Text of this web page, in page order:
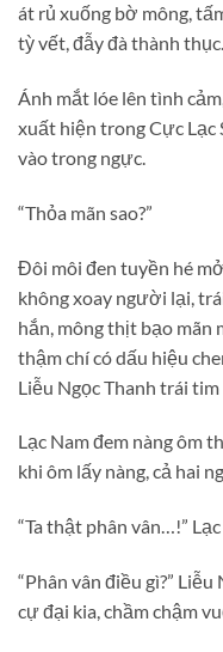
át rủ xuống bờ mông,
tỳ vết, đẫy đà thành
Ánh mắt lóe lên tình
xuất hiện trong Cực Lạc
vào trong ngực.
“Thỏa mãn sao?”
Đôi môi đen tuyền hé
không xoay người lại,
hắn, mông thịt bạo mãn
thậm chí có dấu hiệu
Liễu Ngọc Thanh trái tim
Lạc Nam đem nàng ôm
khi ôm lấy nàng, cả hai
“Ta thật phân vân…!”
“Phân vân điều gì?”
cự đại kia, chầm chậm